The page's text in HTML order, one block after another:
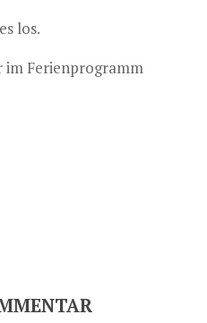
los.
Ferienprogramm